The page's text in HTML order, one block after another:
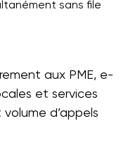
sans file
aux PME, e-
et services
d’appels